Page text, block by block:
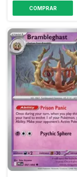
COMPRAR